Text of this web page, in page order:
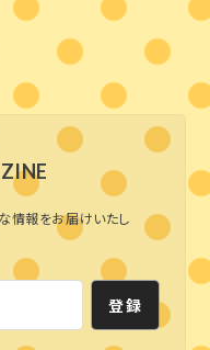
情報をお届けいたし
登録